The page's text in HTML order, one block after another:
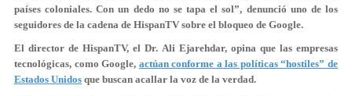
países coloniales. Con un dedo no se tapa el sol”, denunció uno de los
seguidores de la cadena de HispanTV sobre el bloqueo de Google.
El director de HispanTV, el Dr. Ali Ejarehdar, opina que las empresas
tecnológicas, como Google, actúan conforme a las políticas “hostiles” de
Estados Unidos que buscan acallar la voz de la verdad.